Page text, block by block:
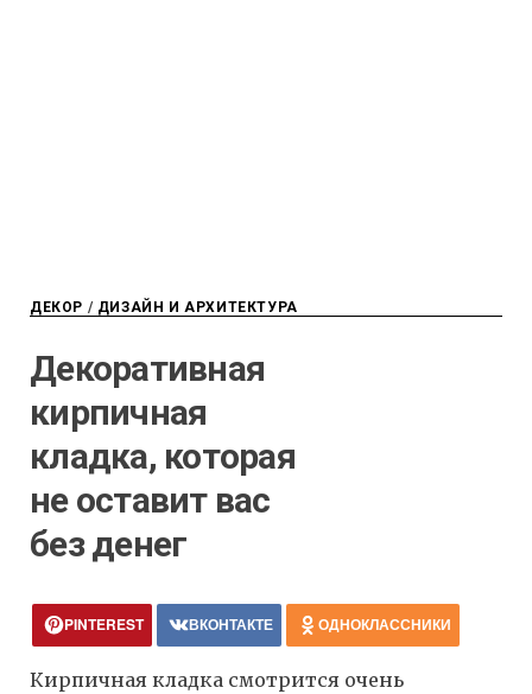
ДЕКОР / ДИЗАЙН И АРХИТЕКТУРА
Декоративная
кирпичная
кладка, которая
не оставит вас
без денег
PINTEREST ВКОНТАКТЕ ОДНОКЛАССНИКИ
Кирпичная кладка смотрится очень